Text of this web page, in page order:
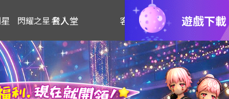
名人堂 客服
閃耀之星 登入 遊戲下載